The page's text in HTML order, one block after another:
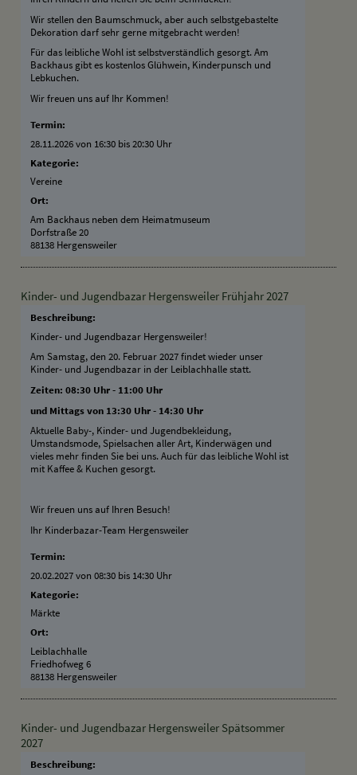
Wir stellen den Baumschmuck, aber auch selbstgebastelte
Dekoration darf sehr gerne mitgebracht werden!
Für das leibliche Wohl ist selbstverständlich gesorgt. Am
Backhaus gibt es kostenlos Glühwein, Kinderpunsch und
Lebkuchen.
Wir freuen uns auf Ihr Kommen!
Termin:
28.11.2026 von 16:30 bis 20:30 Uhr
Kategorie:
Vereine
Ort:
Am Backhaus neben dem Heimatmuseum
Dorfstraße 20
88138 Hergensweiler
Kinder- und Jugendbazar Hergensweiler Frühjahr 2027
Beschreibung:
Kinder- und Jugendbazar Hergensweiler!
Am Samstag, den 20. Februar 2027 findet wieder unser
Kinder- und Jugendbazar in der Leiblachhalle statt.
Zeiten: 08:30 Uhr - 11:00 Uhr
und Mittags von 13:30 Uhr - 14:30 Uhr
Aktuelle Baby-, Kinder- und Jugendbekleidung,
Umstandsmode, Spielsachen aller Art, Kinderwägen und
vieles mehr finden Sie bei uns. Auch für das leibliche Wohl ist
mit Kaffee & Kuchen gesorgt.
Wir freuen uns auf Ihren Besuch!
Ihr Kinderbazar-Team Hergensweiler
Termin:
20.02.2027 von 08:30 bis 14:30 Uhr
Kategorie:
Märkte
Ort:
Leiblachhalle
Friedhofweg 6
88138 Hergensweiler
Kinder- und Jugendbazar Hergensweiler Spätsommer
2027
Beschreibung: